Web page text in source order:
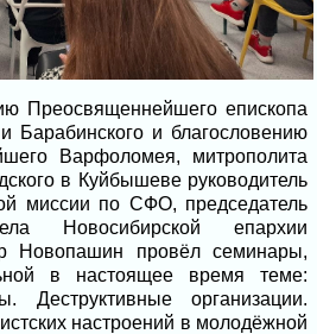
Преосвященнейшего епископа
Барабинского и благословению
Варфоломея, митрополита
в Куйбышеве руководитель
миссии по СФО, председатель
Новосибирской епархии
Новопашин провёл семинары,
в настоящее время теме:
Деструктивные организации.
настроений в молодёжной